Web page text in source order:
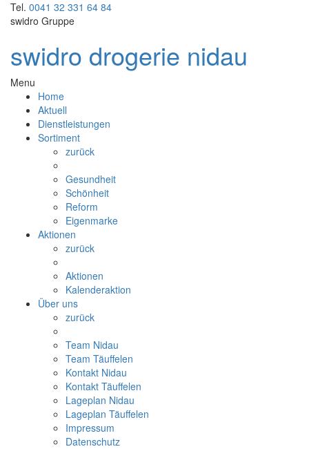
Tel. 0041 32 331 64 84
swidro Gruppe
swidro drogerie nidau
Menu
Home
Aktuell
Dienstleistungen
Sortiment
zurück
Gesundheit
Schönheit
Reform
Eigenmarke
Aktionen
zurück
Aktionen
Kalenderaktion
Über uns
zurück
Team Nidau
Team Täuffelen
Kontakt Nidau
Kontakt Täuffelen
Lageplan Nidau
Lageplan Täuffelen
Impressum
Datenschutz